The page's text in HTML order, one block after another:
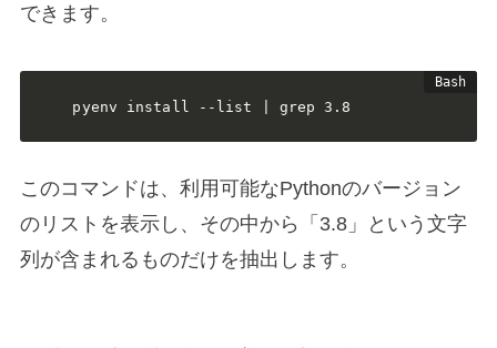
できます。
pyenv install --list | grep 3.8
このコマンドは、利用可能なPythonのバージョン
のリストを表示し、その中から「3.8」という文字
列が含まれるものだけを抽出します。